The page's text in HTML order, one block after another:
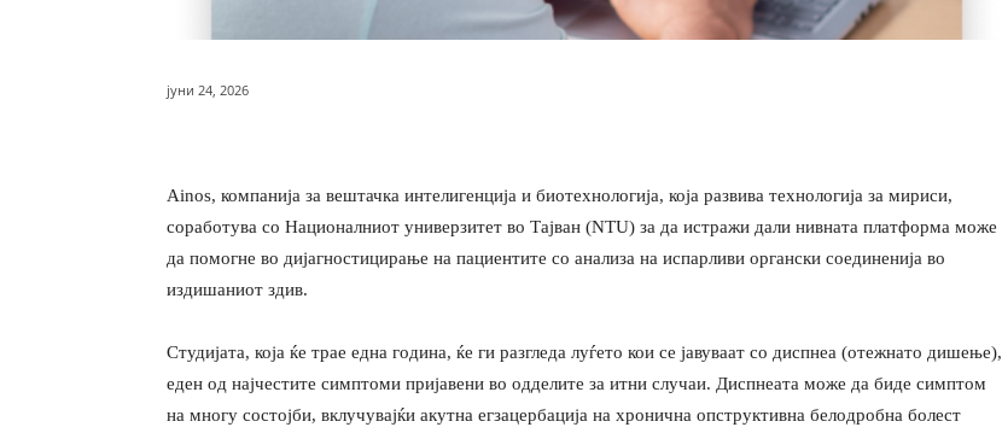
јуни 24, 2026
Ainos, компанија за вештачка интелигенција и биотехнологија, која развива технологија за мириси,
соработува со Националниот универзитет во Тајван (NTU) за да истражи дали нивната платформа може
да помогне во дијагностицирање на пациентите со анализа на испарливи органски соединенија во
издишаниот здив.
Студијата, која ќе трае една година, ќе ги разгледа луѓето кои се јавуваат со диспнеа (отежнато дишење),
еден од најчестите симптоми пријавени во одделите за итни случаи. Диспнеата може да биде симптом
на многу состојби, вклучувајќи акутна егзацербација на хронична опструктивна белодробна болест